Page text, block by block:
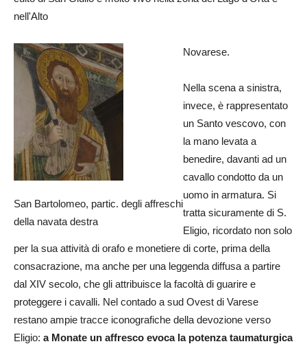
nell'Alto
San Bartolomeo, partic. degli affreschi
della navata destra
Novarese.
Nella scena a sinistra,
invece, è rappresentato
un Santo vescovo, con
la mano levata a
benedire, davanti ad un
cavallo condotto da un
uomo in armatura. Si
tratta sicuramente di S.
Eligio, ricordato non solo
per la sua attività di orafo e monetiere di corte, prima della
consacrazione, ma anche per una leggenda diffusa a partire
dal XIV secolo, che gli attribuisce la facoltà di guarire e
proteggere i cavalli. Nel contado a sud Ovest di Varese
restano ampie tracce iconografiche della devozione verso
Eligio: a Monate un affresco evoca la potenza taumaturgica